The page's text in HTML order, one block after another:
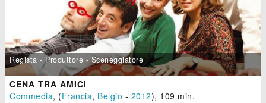
Regista - Produttore - Sceneggiatore
CENA TRA AMICI
Commedia, (Francia, Belgio - 2012), 109 min.